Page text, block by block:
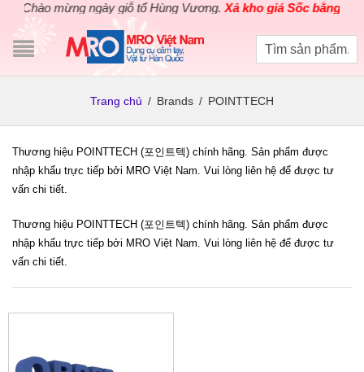
Chào mừng ngày giỗ tổ Hùng Vương.Xả kho giá Sốc bằng giá
Trang chủ / Brands / POINTTECH
Thương hiệu POINTTECH (포인트텍) chính hãng. Sản phẩm được
nhập khẩu trực tiếp bởi MRO Việt Nam. Vui lòng liên hệ để được tư
vấn chi tiết.
Thương hiệu POINTTECH (포인트텍) chính hãng. Sản phẩm được
nhập khẩu trực tiếp bởi MRO Việt Nam. Vui lòng liên hệ để được tư
vấn chi tiết.